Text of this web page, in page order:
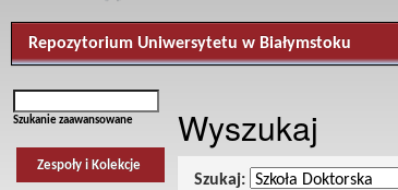
Repozytorium Uniwersytetu w Białymstoku
Szukanie zaawansowane
Zespoły i Kolekcje
Wyszukaj
Szukaj: